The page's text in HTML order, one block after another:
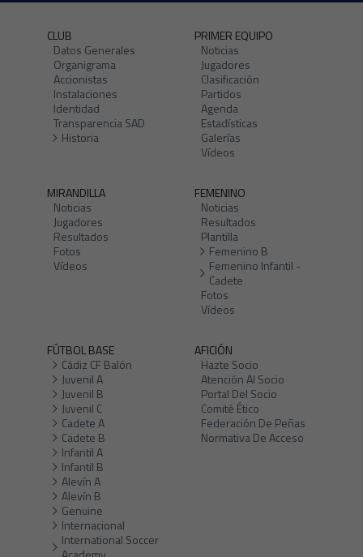
CLUB
Datos Generales
Organigrama
Accionistas
Instalaciones
Identidad
Transparencia SAD
Historia
PRIMER EQUIPO
Noticias
Jugadores
Clasificación
Partidos
Agenda
Estadísticas
Galerías
Vídeos
MIRANDILLA
Noticias
Jugadores
Resultados
Fotos
Vídeos
FEMENINO
Noticias
Resultados
Plantilla
Femenino B
Femenino Infantil -
Cadete
Fotos
Vídeos
FÚTBOL BASE
Cádiz CF Balón
Juvenil A
Juvenil B
Juvenil C
Cadete A
Cadete B
Infantil A
Infantil B
Alevín A
Alevín B
Genuine
Internacional
International Soccer
AFICIÓN
Hazte Socio
Atención Al Socio
Portal Del Socio
Comité Ético
Federación De Peñas
Normativa De Acceso